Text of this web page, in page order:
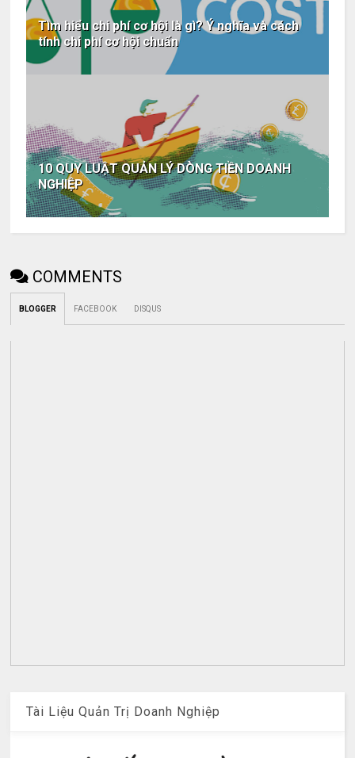
Tìm hiểu chi phí cơ hội là gì? Ý nghĩa và cách
tính chi phí cơ hội chuẩn
10 QUY LUẬT QUẢN LÝ DÒNG TIỀN DOANH
NGHIỆP
COMMENTS
BLOGGER FACEBOOK DISQUS
Tài Liệu Quản Trị Doanh Nghiệp